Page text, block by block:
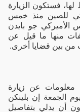
فستكون الزيارة
للصين منذ خمس
الأميركي جو بايدن
منها ما قيل عن
بين قضايا أخرى.
معلومات عن زيارة
الجمعة إن بلينكن
حزيران دون أن يدلي بتفاصيل